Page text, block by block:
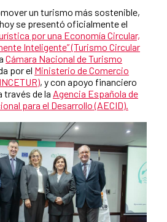
un turismo más sostenible,
se presentó oficialmente el
por una Economía Circular,
Inteligente” (Turismo Circular
Cámara Nacional de Turismo
por el Ministerio de Comercio
, y con apoyo financiero
través de la Agencia Española de
para el Desarrollo (AECID).